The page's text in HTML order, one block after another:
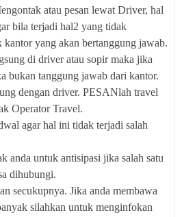
atau pesan lewat Driver, hal
bila terjadi hal2 yang tidak
yang akan bertanggung jawab.
di driver atau sopir maka jika
bukan tanggung jawab dari kantor.
dengan driver. PESANlah travel
Operator Travel.
agar hal ini tidak terjadi salah
anda untuk antisipasi jika salah satu
dihubungi.
secukupnya. Jika anda membawa
silahkan untuk menginfokan